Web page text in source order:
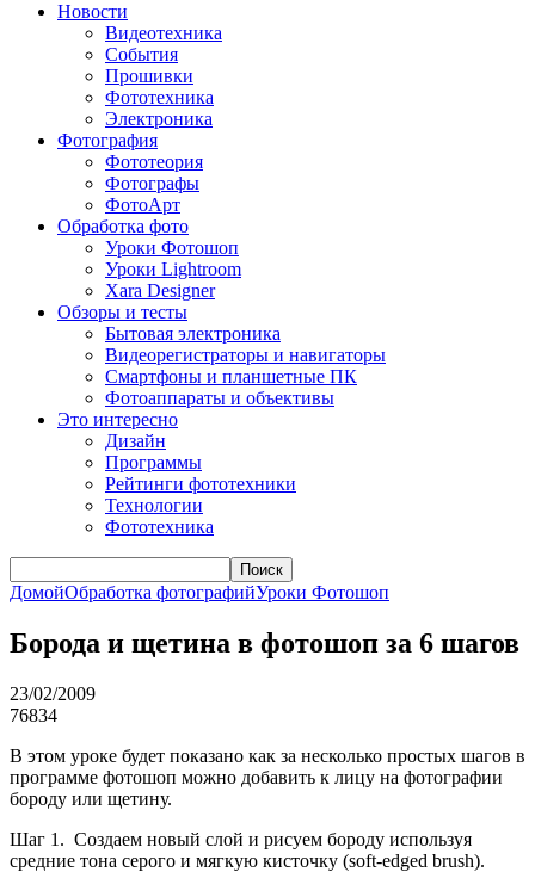
Новости
Видеотехника
События
Прошивки
Фототехника
Электроника
Фотография
Фототеория
Фотографы
ФотоАрт
Обработка фото
Уроки Фотошоп
Уроки Lightroom
Xara Designer
Обзоры и тесты
Бытовая электроника
Видеорегистраторы и навигаторы
Смартфоны и планшетные ПК
Фотоаппараты и объективы
Это интересно
Дизайн
Программы
Рейтинги фототехники
Технологии
Фототехника
Поиск
ДомойОбработка фотографийУроки Фотошоп
Борода и щетина в фотошоп за 6 шагов
23/02/2009
76834
В этом уроке будет показано как за несколько простых шагов в
программе фотошоп можно добавить к лицу на фотографии
бороду или щетину.
Шаг 1. Создаем новый слой и рисуем бороду используя
средние тона серого и мягкую кисточку (soft-edged brush).